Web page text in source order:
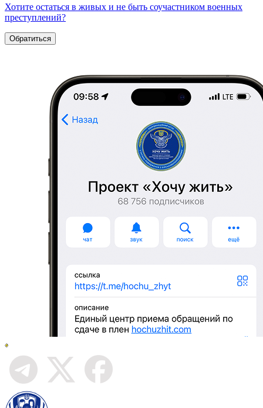
Хотите остаться в живых и не быть соучастником военных
преступлений?
Обратиться